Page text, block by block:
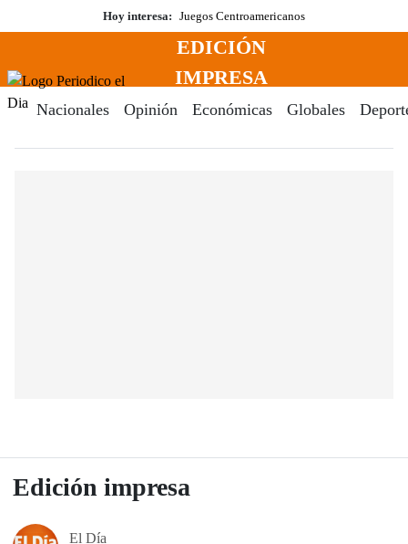
al
Hoy interesa: Juegos Centroamericanos
Menú Periodico El Dia Digital
EDICIÓN
IMPRESA
Nacionales Opinión Económicas Globales
Edición impresa
El Día